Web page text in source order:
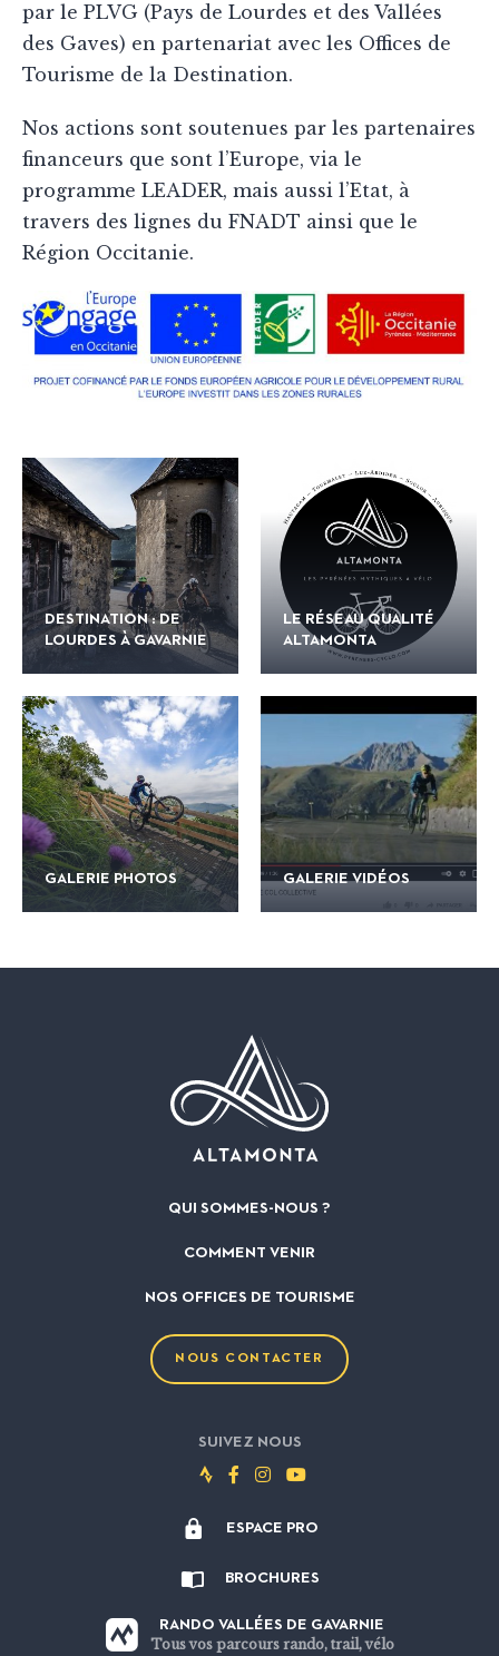
par le PLVG (Pays de Lourdes et des Vallées
des Gaves) en partenariat avec les Offices de
Tourisme de la Destination.
Nos actions sont soutenues par les partenaires
financeurs que sont l’Europe, via le
programme LEADER, mais aussi l’Etat, à
travers des lignes du FNADT ainsi que le
Région Occitanie.
DESTINATION : DE
LOURDES À GAVARNIE
LE RÉSEAU QUALITÉ
ALTAMONTA
GALERIE PHOTOS GALERIE VIDÉOS
QUI SOMMES-NOUS ?
COMMENT VENIR
NOS OFFICES DE TOURISME
NOUS CONTACTER
SUIVEZ NOUS
Suivez-
Strava
Suivez-
Facebook
Suivez-
Instagram
Suivez-
Youtube
ESPACE PRO
BROCHURES
RANDO VALLÉES DE GAVARNIE
Tous vos parcours rando, trail, vélo